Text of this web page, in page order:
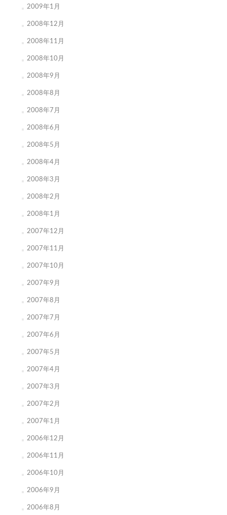
2009年1月
2008年12月
2008年11月
2008年10月
2008年9月
2008年8月
2008年7月
2008年6月
2008年5月
2008年4月
2008年3月
2008年2月
2008年1月
2007年12月
2007年11月
2007年10月
2007年9月
2007年8月
2007年7月
2007年6月
2007年5月
2007年4月
2007年3月
2007年2月
2007年1月
2006年12月
2006年11月
2006年10月
2006年9月
2006年8月